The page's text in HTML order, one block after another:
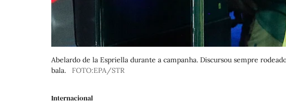
Abelardo de la Espriella durante a campanha. Discursou sempre
bala.
FOTO:EPA/STR
Internacional